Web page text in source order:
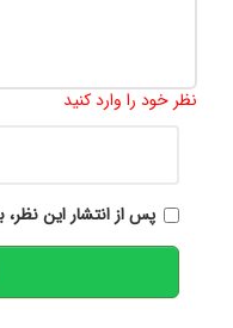
نظر خود را وارد کنید
پس از انتشار این